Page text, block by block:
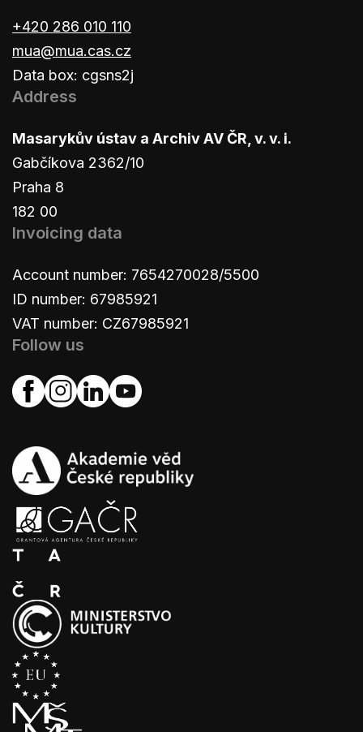
+420 286 010 110
mua@mua.cas.cz
Data box: cgsns2j
Address
Masarykův ústav a Archiv AV ČR, v. v. i.
Gabčíkova 2362/10
Praha 8
182 00
Invoicing data
Account number: 7654270028/5500
ID number: 67985921
VAT number: CZ67985921
Follow us